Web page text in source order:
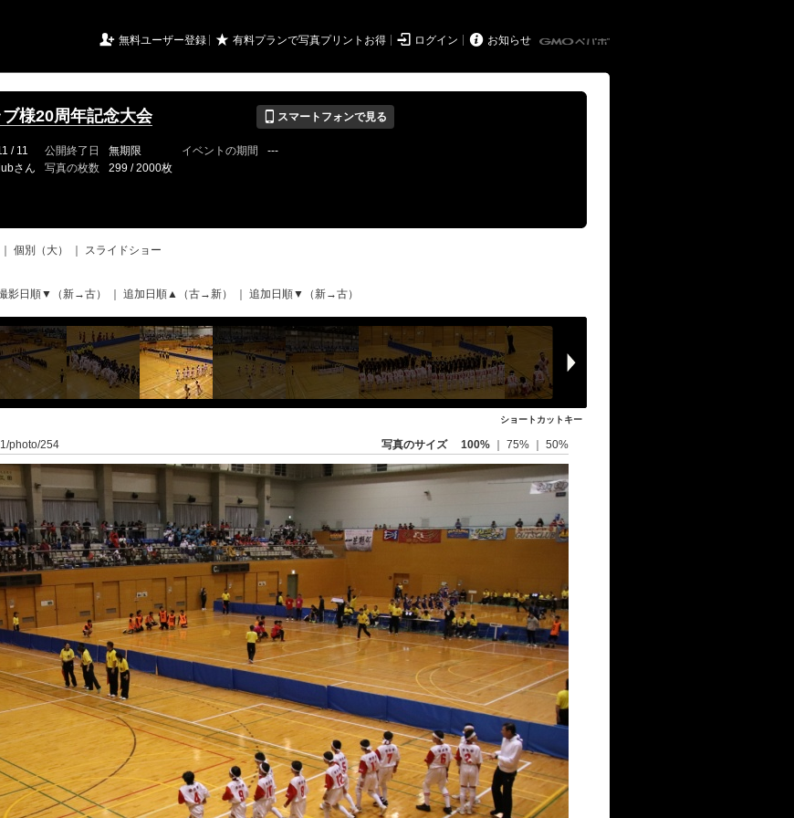
 無料ユーザー登録 ★ 有料プランで写真プリントお得  ログイン  お知らせ
様20周年記念大会 📱 スマートフォンで見る
/ 11 公開終了日 無期限 イベントの期間
---
さん 写真の枚数 299 / 2000枚
個別（大）
スライドショー
影日順▼（新→古） 追加日順▲（古→新） 追加日順▼（新→古）
ショートカットキー
photo/254 写真のサイズ 100% 75% 50%